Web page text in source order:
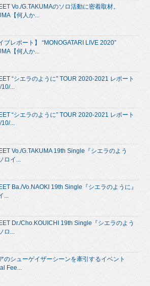
Vo./G.TAKUMAのソロ活動に密着取材。
【何人か...
ブレポート】 “MONOGATARI LIVE 2020”
【何人か...
“シエラのように” TOUR 2020-2021 レポート
...
“シエラのように” TOUR 2020-2021 レポート
...
Vo./G.TAKUMA 19th Single『シエラのよう
ロイ...
Ba./Vo.NAOKI 19th Single『シエラのように』
...
Dr./Cho.KOUICHI 19th Single『シエラのよう
ロ...
のシューゲイザーシーンを牽引するイベント
Fee...